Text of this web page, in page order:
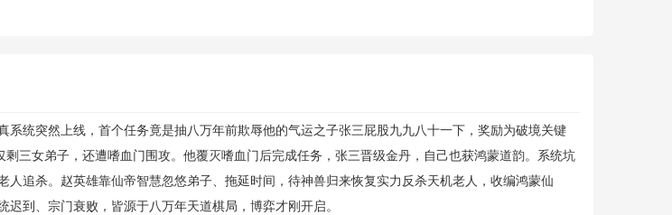
突然上线，首个任务竟是抽八万年前欺辱他的气运之子张三屁股九九八十一下，奖励为破境关键
三女弟子，还遭嗜血门围攻。他覆灭嗜血门后完成任务，张三晋级金丹，自己也获鸿蒙道韵。系统坑
追杀。赵英雄靠仙帝智慧忽悠弟子、拖延时间，待神兽归来恢复实力反杀天机老人，收编鸿蒙仙
到、宗门衰败，皆源于八万年天道棋局，博弈才刚开启。